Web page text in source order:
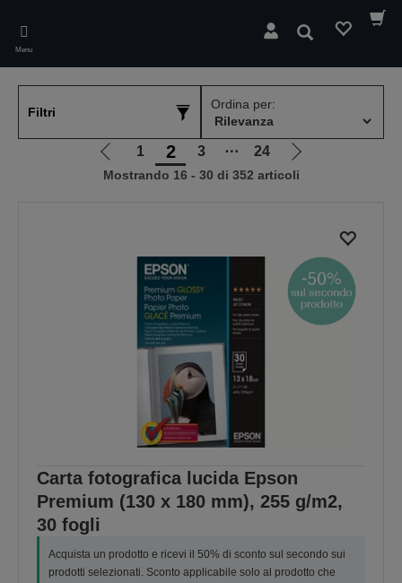
main
content
Menu
Cerca
Filtri
Ordina per:
Vai
alla
1 2 3 ⋯ 24
Vai
alla
Mostrando 16 - 30 di 352 articoli
Carta fotografica lucida Epson
Premium (130 x 180 mm), 255 g/m2,
30 fogli
Acquista un prodotto e ricevi il 50% di sconto sul secondo sui
prodotti selezionati. Sconto applicabile solo al prodotto che